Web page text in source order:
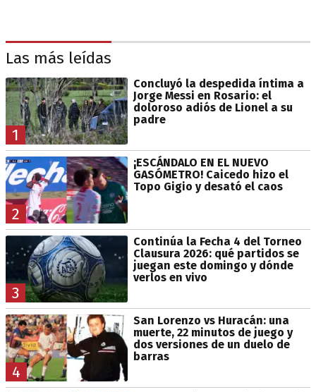
Las más leídas
1
Concluyó la despedida íntima a
Jorge Messi en Rosario: el
doloroso adiós de Lionel a su
padre
2
¡ESCÁNDALO EN EL NUEVO
GASÓMETRO! Caicedo hizo el
Topo Gigio y desató el caos
3
Continúa la Fecha 4 del Torneo
Clausura 2026: qué partidos se
juegan este domingo y dónde
verlos en vivo
4
San Lorenzo vs Huracán: una
muerte, 22 minutos de juego y
dos versiones de un duelo de
barras